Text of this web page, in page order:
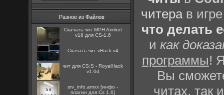
Разное из Файлов
Скачать чит MPH Aimbot
v18 для CS-1.6
Скачать чит vHack v4
чит для CS:S - RoyalHack
v1.0d
srv_info.amxx [инфо -
плагин для Cs 1.6]
читерав
что делать
икак
программы!
Вы
читах, так